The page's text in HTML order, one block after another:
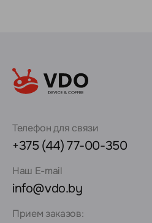
Телефон для связи
+375 (44) 77-00-350
Наш E-mail
info@vdo.by
Прием заказов: